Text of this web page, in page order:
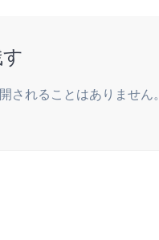
されることはありません。